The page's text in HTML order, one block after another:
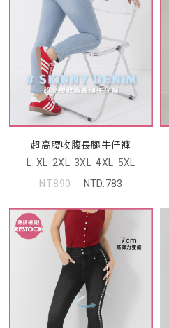
超高腰收腹長腿牛仔褲
L XL 2XL 3XL 4XL 5XL
NT.890
NTD.783